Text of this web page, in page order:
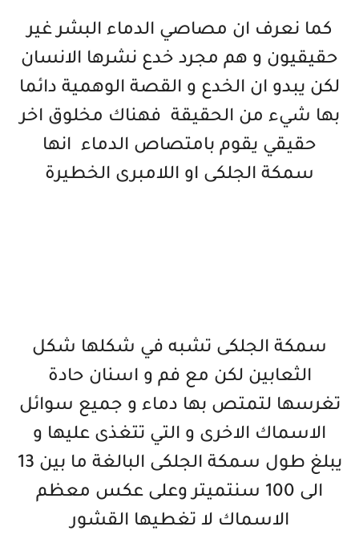
كما نعرف ان مصاصي الدماء البشر غير
حقيقيون و هم مجرد خدع نشرها الانسان
لكن يبدو ان الخدع و القصة الوهمية دائما
بها شيء من الحقيقة فهناك مخلوق اخر
حقيقي يقوم بامتصاص الدماء انها
سمكة الجلكى او اللامبرى الخطيرة
سمكة الجلكى تشبه في شكلها شكل
الثعابين لكن مع فم و اسنان حادة
تغرسها لتمتص بها دماء و جميع سوائل
الاسماك الاخرى و التي تتغذى عليها و
يبلغ طول سمكة الجلكى البالغة ما بين 13
الى 100 سنتميتر وعلى عكس معظم
الاسماك لا تغطيها القشور